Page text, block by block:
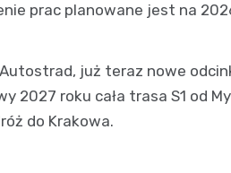
prac planowane jest na
już teraz nowe
2027 roku cała trasa S1 od
do Krakowa.